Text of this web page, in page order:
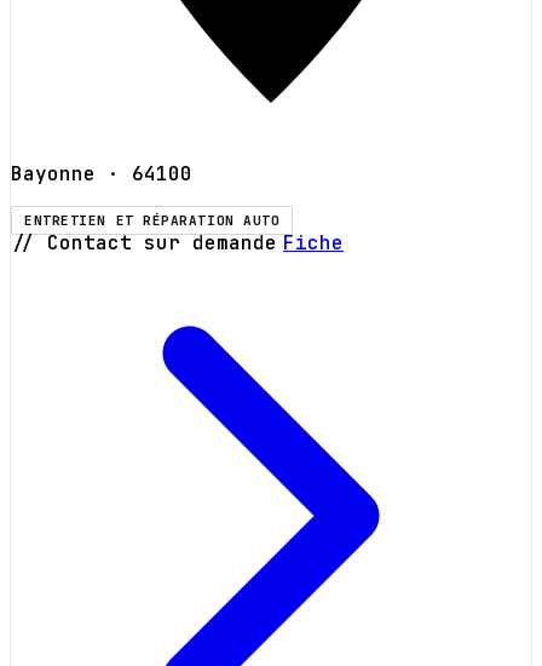
Bayonne · 64100
ENTRETIEN ET RÉPARATION AUTO
// Contact sur demande Fiche